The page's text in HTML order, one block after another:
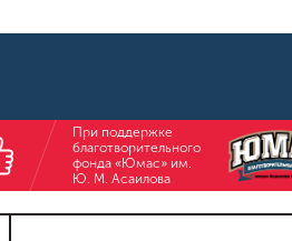
При поддержке
благотворительного
фонда «Юмас» им.
Ю. М. Асаилова